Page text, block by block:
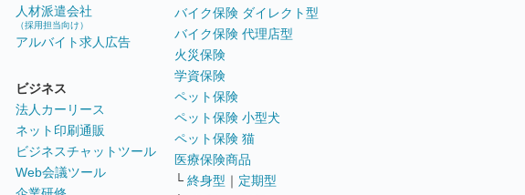
人材派遣会社
（採用担当向け）
アルバイト求人広告
ビジネス
法人カーリース
ネット印刷通販
ビジネスチャットツール
Web会議ツール
バイク保険 ダイレクト型
バイク保険 代理店型
火災保険
学資保険
ペット保険
ペット保険 小型犬
ペット保険 猫
医療保険商品
└ 終身型 ｜ 定期型